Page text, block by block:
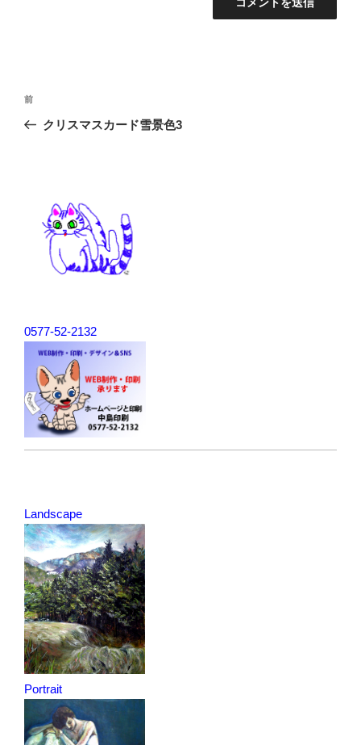
稿
ナ
前
の
前
クリスマスカード雪景色3
0577-52-2132
Landscape
Portrait